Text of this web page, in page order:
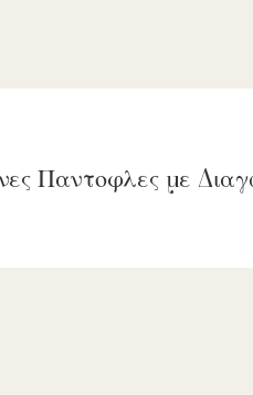
Παντοφλες με